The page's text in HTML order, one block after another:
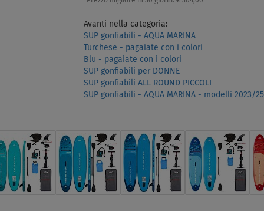
Avanti nella categoria:
SUP gonfiabili - AQUA MARINA
Turchese - pagaiate con i colori
Blu - pagaiate con i colori
SUP gonfiabili per DONNE
SUP gonfiabili ALL ROUND PICCOLI
SUP gonfiabili - AQUA MARINA - modelli 2023/25